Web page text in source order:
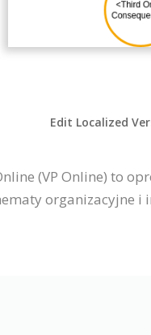
Edit Localized
(VP Online) to
organizacyjne